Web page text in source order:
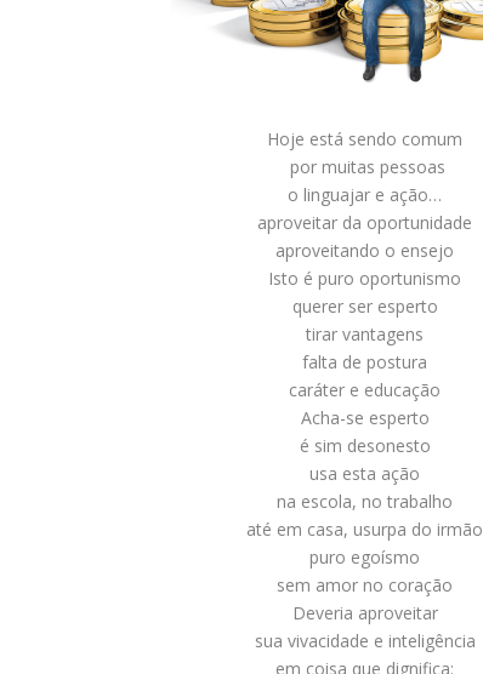
Hoje está sendo comum
por muitas pessoas
o linguajar e ação…
aproveitar da oportunidade
aproveitando o ensejo
Isto é puro oportunismo
querer ser esperto
tirar vantagens
falta de postura
caráter e educação
Acha-se esperto
é sim desonesto
usa esta ação
na escola, no trabalho
até em casa, usurpa do irmão
puro egoísmo
sem amor no coração
Deveria aproveitar
sua vivacidade e inteligência
em coisa que dignifica: